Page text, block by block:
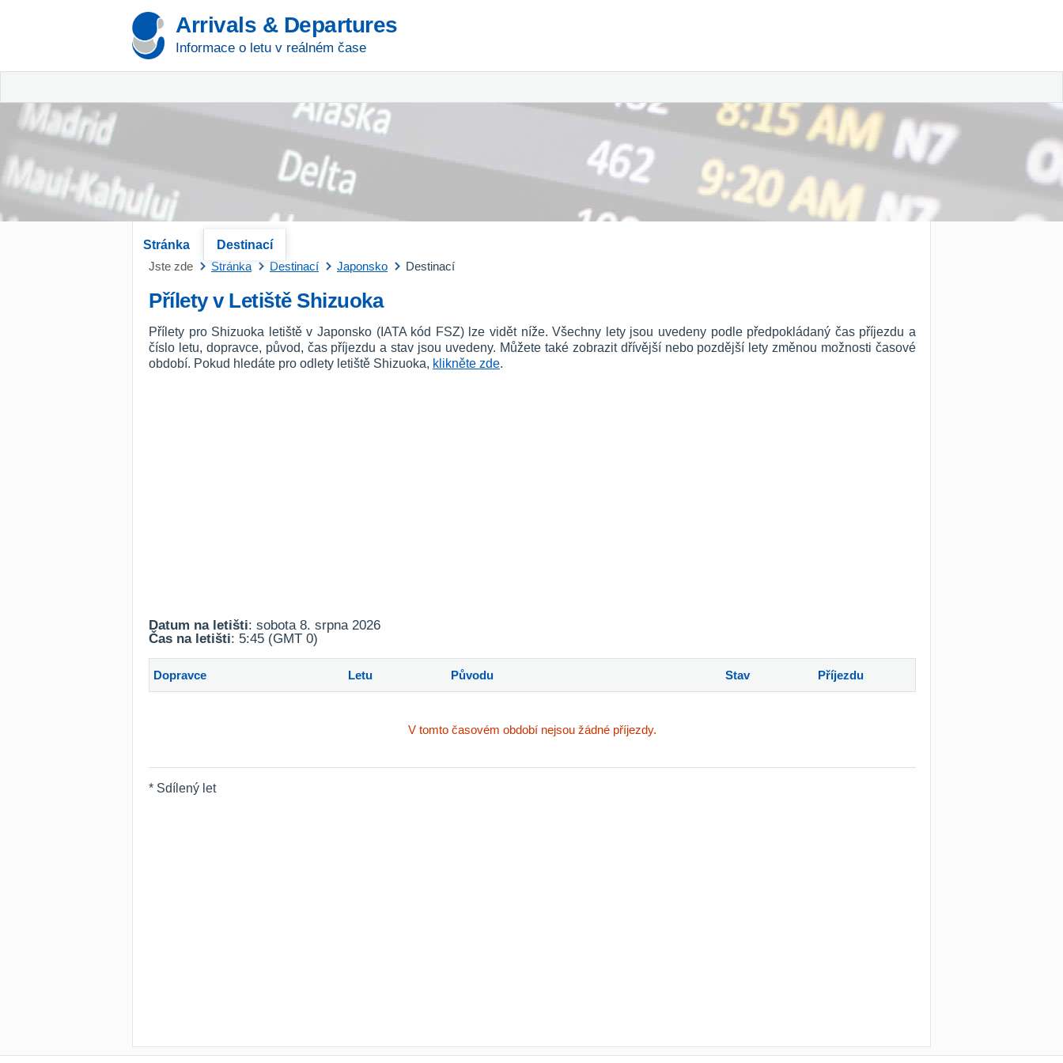
Arrivals & Departures
Informace o letu v reálném čase
Stránka
Destinací
Jste zde
Stránka Destinací Japonsko Destinací
Přílety v Letiště Shizuoka
Přílety pro Shizuoka letiště v Japonsko (IATA kód FSZ) lze vidět níže. Všechny lety jsou uvedeny podle předpokládaný čas příjezdu a
číslo letu, dopravce, původ, čas příjezdu a stav jsou uvedeny. Můžete také zobrazit dřívější nebo pozdější lety změnou možnosti časové
období. Pokud hledáte pro odlety letiště Shizuoka, klikněte zde.
Datum na letišti: sobota 8. srpna 2026
Čas na letišti: 5:45 (GMT 0)
Dopravce Letu Původu Stav Příjezdu
V tomto časovém období nejsou žádné příjezdy.
* Sdílený let